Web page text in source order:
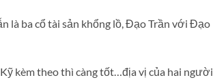
là ba cổ tài sản khổng lồ, Đạo Trần với Đạo
kèm theo thì càng tốt…địa vị của hai người